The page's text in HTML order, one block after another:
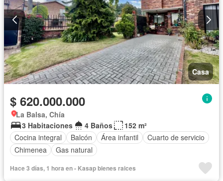
Casa
$ 620.000.000
La Balsa, Chía
3 Habitaciones
4 Baños
152 m²
Cocina integral
Balcón Área infantil
Cuarto de servicio
Chimenea
Gas natural
Hace 3 días, 1 hora en - Kasap bienes raices